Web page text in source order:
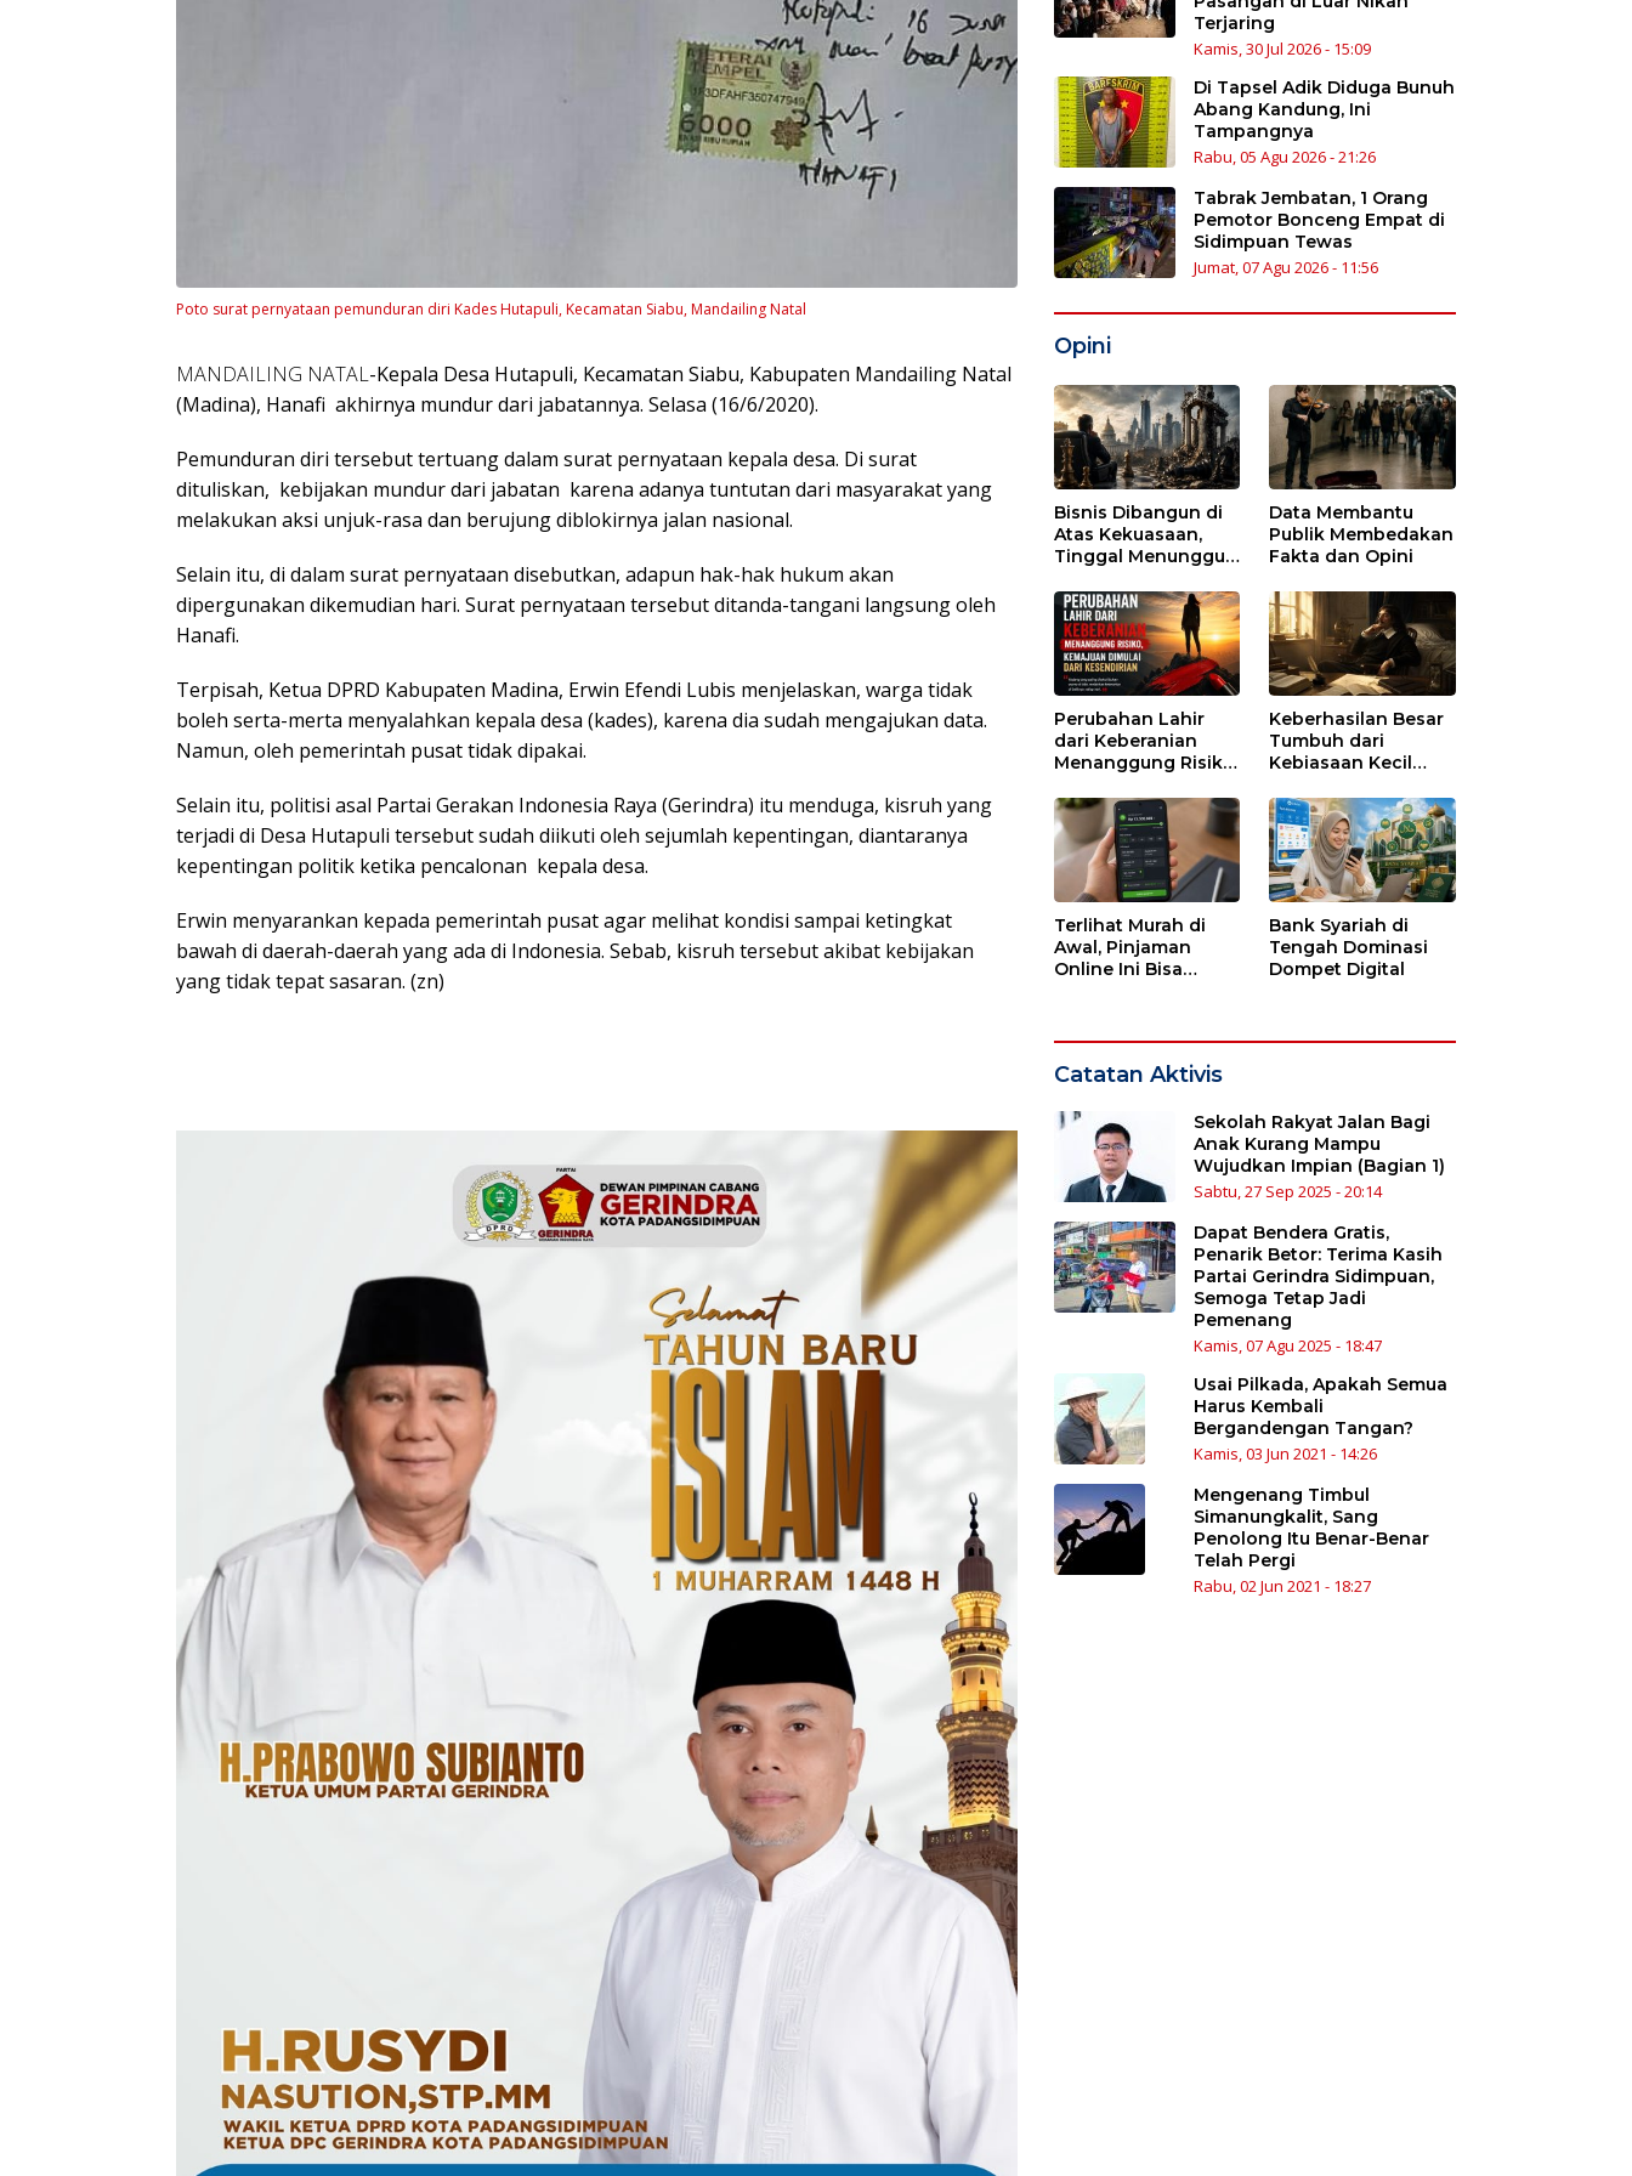
Poto surat pernyataan pemunduran diri Kades Hutapuli, Kecamatan Siabu, Mandailing Natal
MANDAILING NATAL-Kepala Desa Hutapuli, Kecamatan Siabu, Kabupaten Mandailing Natal
(Madina), Hanafi akhirnya mundur dari jabatannya. Selasa (16/6/2020).
Pemunduran diri tersebut tertuang dalam surat pernyataan kepala desa. Di surat
dituliskan, kebijakan mundur dari jabatan karena adanya tuntutan dari masyarakat yang
melakukan aksi unjuk-rasa dan berujung diblokirnya jalan nasional.
Selain itu, di dalam surat pernyataan disebutkan, adapun hak-hak hukum akan
dipergunakan dikemudian hari. Surat pernyataan tersebut ditanda-tangani langsung oleh
Hanafi.
Terpisah, Ketua DPRD Kabupaten Madina, Erwin Efendi Lubis menjelaskan, warga tidak
boleh serta-merta menyalahkan kepala desa (kades), karena dia sudah mengajukan data.
Namun, oleh pemerintah pusat tidak dipakai.
Selain itu, politisi asal Partai Gerakan Indonesia Raya (Gerindra) itu menduga, kisruh yang
terjadi di Desa Hutapuli tersebut sudah diikuti oleh sejumlah kepentingan, diantaranya
kepentingan politik ketika pencalonan kepala desa.
Erwin menyarankan kepada pemerintah pusat agar melihat kondisi sampai ketingkat
bawah di daerah-daerah yang ada di Indonesia. Sebab, kisruh tersebut akibat kebijakan
yang tidak tepat sasaran. (zn)
Terjaring
Kamis, 30 Jul 2026 - 15:09
Di Tapsel Adik Diduga Bunuh
Abang Kandung, Ini
Tampangnya
Rabu, 05 Agu 2026 - 21:26
Tabrak Jembatan, 1 Orang
Pemotor Bonceng Empat di
Sidimpuan Tewas
Jumat, 07 Agu 2026 - 11:56
Opini
Bisnis Dibangun di
Atas Kekuasaan,
Tinggal Menunggu
Data Membantu
Publik Membedakan
Fakta dan Opini
Perubahan Lahir
dari Keberanian
Menanggung Risiko,
dari Kesendirian
Keberhasilan Besar
Tumbuh dari
Kebiasaan Kecil
dengan Sabar
Terlihat Murah di
Awal, Pinjaman
Online Ini Bisa
Bank Syariah di
Tengah Dominasi
Dompet Digital
Catatan Aktivis
Sekolah Rakyat Jalan Bagi
Anak Kurang Mampu
Wujudkan Impian (Bagian 1)
Sabtu, 27 Sep 2025 - 20:14
Dapat Bendera Gratis,
Penarik Betor: Terima Kasih
Partai Gerindra Sidimpuan,
Semoga Tetap Jadi
Pemenang
Kamis, 07 Agu 2025 - 18:47
Usai Pilkada, Apakah Semua
Harus Kembali
Bergandengan Tangan?
Kamis, 03 Jun 2021 - 14:26
Mengenang Timbul
Simanungkalit, Sang
Penolong Itu Benar-Benar
Telah Pergi
Rabu, 02 Jun 2021 - 18:27